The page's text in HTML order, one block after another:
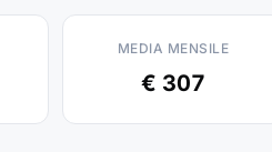
MEDIA MENSILE
€ 307